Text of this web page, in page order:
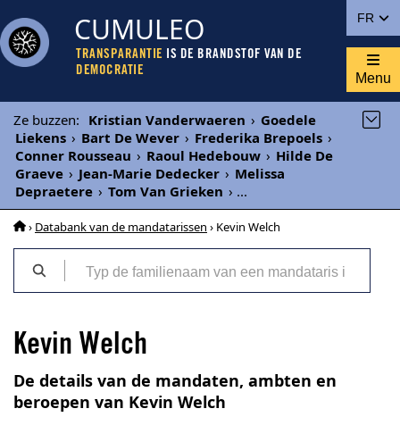
FR
CUMULEO
TRANSPARANTIE IS DE BRANDSTOF VAN DE
DEMOCRATIE
Menu
Ze buzzen: Kristian Vanderwaeren › Goedele
Liekens › Bart De Wever › Frederika Brepoels ›
Conner Rousseau › Raoul Hedebouw › Hilde De
Graeve › Jean-Marie Dedecker › Melissa
Depraetere › Tom Van Grieken › ...
› Databank van de mandatarissen › Kevin Welch
Kevin Welch
De details van de mandaten, ambten en
beroepen van Kevin Welch